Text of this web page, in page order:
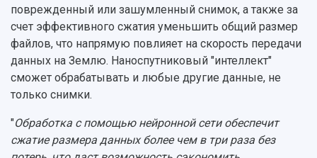
поврежденный или зашумленный снимок, а также за
счет эффективного сжатия уменьшить общий размер
файлов, что напрямую повлияет на скорость передачи
данных на Землю. Наноспутниковый "интеллект"
сможет обрабатывать и любые другие данные, не
только снимки.
"Обработка с помощью нейронной сети обеспечит
сжатие размера данных более чем в три раза без